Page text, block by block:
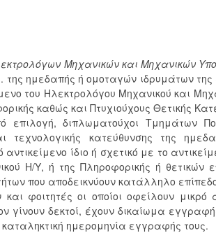
Μηχανικών και Μηχανικών
της ημεδαπής ή ομοταγών ιδρυμάτων
του Ηλεκτρολόγου Μηχανικού και
καθώς και Πτυχιούχους Θετικής
διπλωματούχοι Τμημάτων
τεχνολογικής κατεύθυνσης της
ίδιο ή σχετικό με το
Η/Υ, ή της Πληροφορικής ή θετικών
που αποδεικνύουν κατάλληλο
φοιτητές οι οποίοι οφείλουν
γίνουν δεκτοί, έχουν δικαίωμα
ημερομηνία εγγραφής τους.